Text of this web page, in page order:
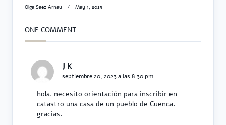
Olga Saez Arnau May 1, 2023
ONE COMMENT
J K
septiembre 20, 2023 a las 8:30 pm
hola. necesito orientación para inscribir en
catastro una casa de un pueblo de Cuenca.
gracias.